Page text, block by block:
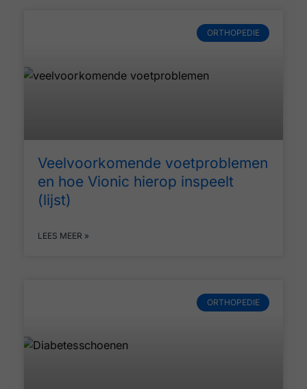
ORTHOPEDIE
Veelvoorkomende voetproblemen
en hoe Vionic hierop inspeelt
(lijst)
LEES MEER »
ORTHOPEDIE